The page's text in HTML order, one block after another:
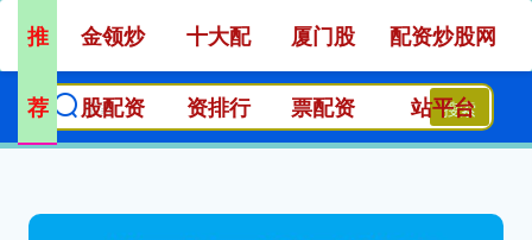
搜索
推
荐
金领炒
股配资
十大配
资排行
厦门股
票配资
配资炒股网
站平台